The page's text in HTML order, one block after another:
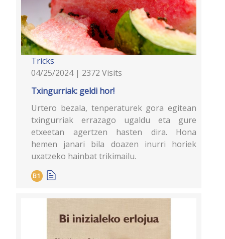
Tricks
04/25/2024 | 2372 Visits
Txingurriak: geldi hor!
Urtero bezala, tenperaturek gora egitean
txingurriak errazago ugaldu eta gure
etxeetan agertzen hasten dira. Hona
hemen janari bila doazen inurri horiek
uxatzeko hainbat trikimailu.
B1